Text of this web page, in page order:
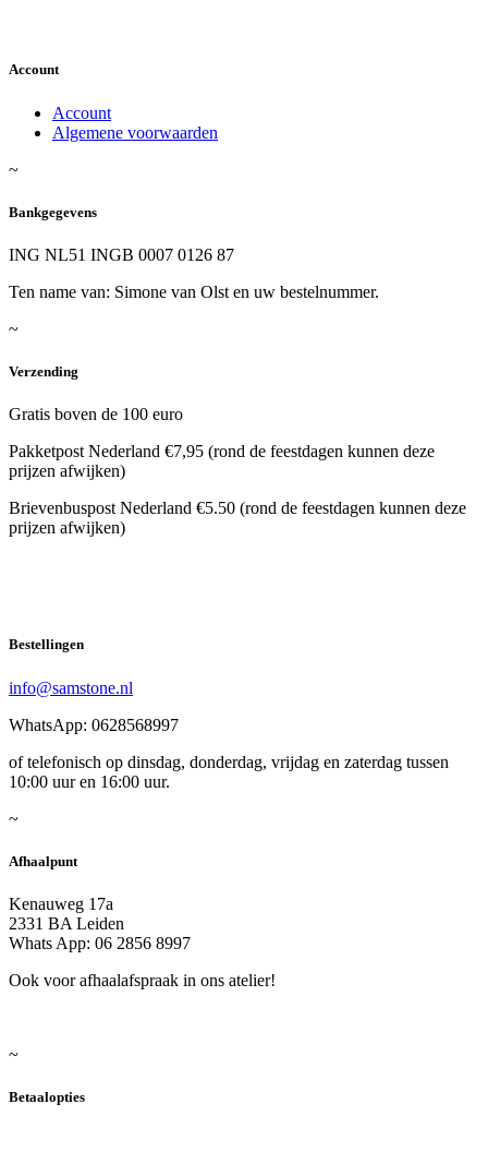
Account
Account
Algemene voorwaarden
~
Bankgegevens
ING NL51 INGB 0007 0126 87
Ten name van: Simone van Olst en uw bestelnummer.
~
Verzending
Gratis boven de 100 euro
Pakketpost Nederland €7,95 (rond de feestdagen kunnen deze
prijzen afwijken)
Brievenbuspost Nederland €5.50 (rond de feestdagen kunnen deze
prijzen afwijken)
Bestellingen
info@samstone.nl
WhatsApp: 0628568997
of telefonisch op dinsdag, donderdag, vrijdag en zaterdag tussen
10:00 uur en 16:00 uur.
~
Afhaalpunt
Kenauweg 17a
2331 BA Leiden
Whats App: 06 2856 8997
Ook voor afhaalafspraak in ons atelier!
~
Betaalopties